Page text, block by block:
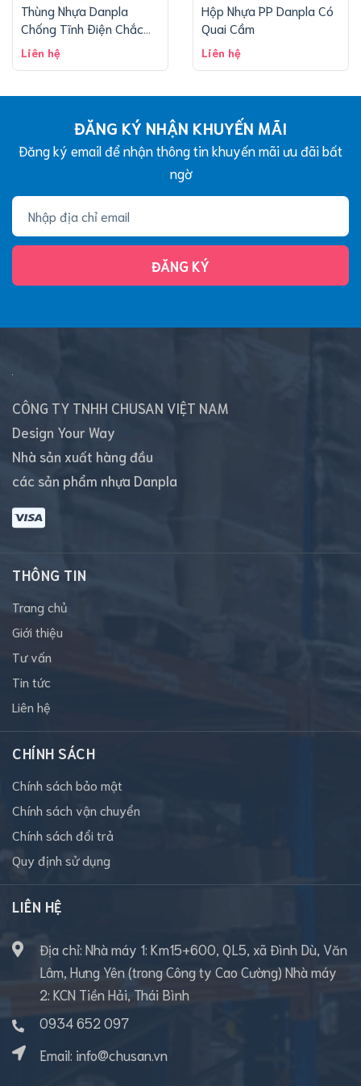
Thùng Nhựa Danpla
Chống Tĩnh Điện Chắc
Chắn
Liên hệ
Hộp Nhựa PP Danpla Có
Quai Cầm
Liên hệ
ĐĂNG KÝ NHẬN KHUYẾN MÃI
Đăng ký email để nhận thông tin khuyến mãi ưu đãi bất
ngờ
ĐĂNG KÝ
CÔNG TY TNHH CHUSAN VIỆT NAM
Design Your Way
Nhà sản xuất hàng đầu
các sản phẩm nhựa Danpla
THÔNG TIN
Trang chủ
Giới thiệu
Tư vấn
Tin tức
Liên hệ
CHÍNH SÁCH
Chính sách bảo mật
Chính sách vận chuyển
Chính sách đổi trả
Quy định sử dụng
LIÊN HỆ
Địa chỉ: Nhà máy 1: Km15+600, QL5, xã Đình Dù, Văn
Lâm, Hưng Yên (trong Công ty Cao Cường) Nhà máy
2: KCN Tiền Hải, Thái Bình
0934 652 097
Email: info@chusan.vn